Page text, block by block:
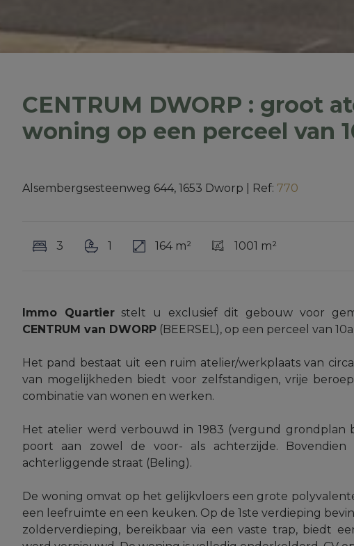
CENTRUM DWORP : groot
woning op een perceel van
Alsembergsesteenweg 644, 1653 Dworp Ref: 770
3 1 164 m² 1001 m²
Immo Quartierstelt u exclusief dit gebouw voor
CENTRUM van DWORP (BEERSEL), op een perceel van 10a
Het pand bestaat uit een ruim atelier/werkplaats van
van mogelijkheden biedt voor zelfstandigen, vrije
combinatie van wonen en werken.
Het atelier werd verbouwd in 1983 (vergund grondplan
poort aan zowel de voor- als achterzijde.
achterliggende straat (Beling).
De woning omvat op het gelijkvloers een grote
een leefruimte en een keuken. Op de 1ste verdieping
zolderverdieping, bereikbaar via een vaste trap, biedt